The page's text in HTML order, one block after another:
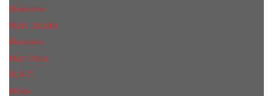
Madonna
Marc Jacobs
Mancera
Max Mara
M.А.C.
Mexx